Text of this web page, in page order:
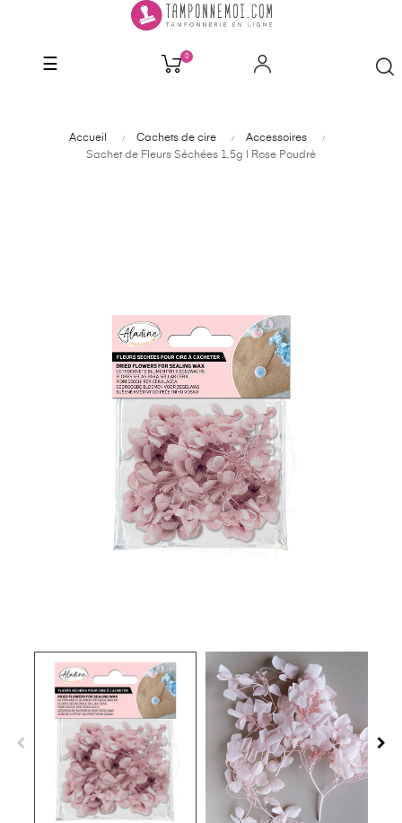
Basculer
☰ 0
Accueil Cachets de cire
Accessoires
Sachet de Fleurs Séchées 1,5g | Rose Poudré